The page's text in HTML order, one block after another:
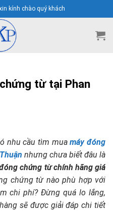
kính chào quý khách
từ tại Phan
nhu cầu tìm muamáy đóng
nhưng chưa biết đâu là
chứng từ chính hãng giá
chứng từ nào phù hợp với
chi phí? Đừng quá lo lắng,
sẽ được giải đáp chi tiết